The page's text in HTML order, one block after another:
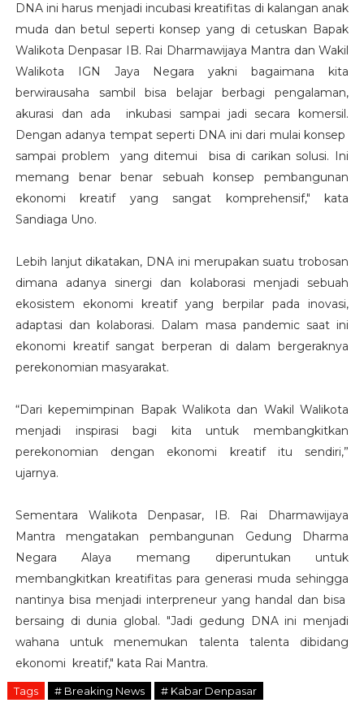
DNA ini harus menjadi incubasi kreatifitas di kalangan anak
muda dan betul seperti konsep yang di cetuskan Bapak
Walikota Denpasar IB. Rai Dharmawijaya Mantra dan Wakil
Walikota IGN Jaya Negara yakni bagaimana kita
berwirausaha sambil bisa belajar berbagi pengalaman,
akurasi dan ada inkubasi sampai jadi secara komersil.
Dengan adanya tempat seperti DNA ini dari mulai konsep
sampai problem yang ditemui bisa di carikan solusi. Ini
memang benar benar sebuah konsep pembangunan
ekonomi kreatif yang sangat komprehensif," kata
Sandiaga Uno.
Lebih lanjut dikatakan, DNA ini merupakan suatu trobosan
dimana adanya sinergi dan kolaborasi menjadi sebuah
ekosistem ekonomi kreatif yang berpilar pada inovasi,
adaptasi dan kolaborasi. Dalam masa pandemic saat ini
ekonomi kreatif sangat berperan di dalam bergeraknya
perekonomian masyarakat.
“Dari kepemimpinan Bapak Walikota dan Wakil Walikota
menjadi inspirasi bagi kita untuk membangkitkan
perekonomian dengan ekonomi kreatif itu sendiri,”
ujarnya.
Sementara Walikota Denpasar, IB. Rai Dharmawijaya
Mantra mengatakan pembangunan Gedung Dharma
Negara Alaya memang diperuntukan untuk
membangkitkan kreatifitas para generasi muda sehingga
nantinya bisa menjadi interpreneur yang handal dan bisa
bersaing di dunia global. "Jadi gedung DNA ini menjadi
wahana untuk menemukan talenta talenta dibidang
ekonomi kreatif," kata Rai Mantra.
Tags # Breaking News # Kabar Denpasar